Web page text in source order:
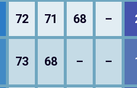
72 71 68 –
73 68 – –